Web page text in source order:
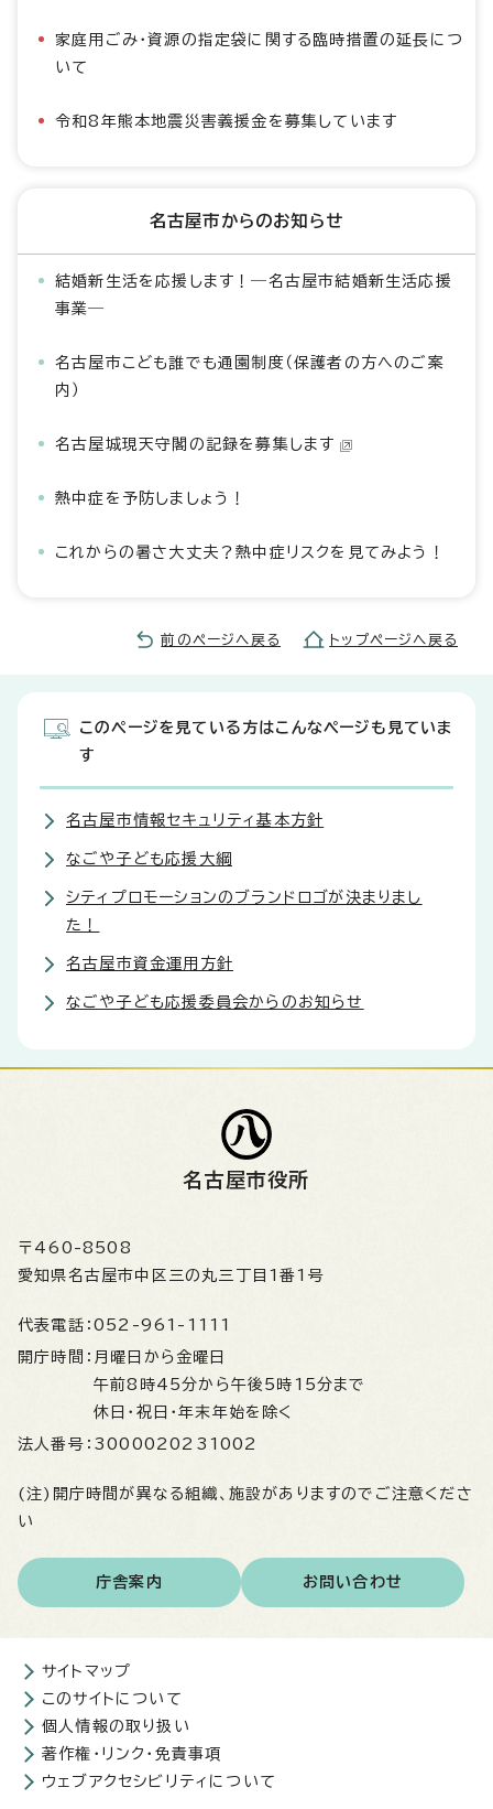
家庭用ごみ・資源の指定袋に関する臨時措置の延長につ
いて
令和8年熊本地震災害義援金を募集しています
名古屋市からのお知らせ
結婚新生活を応援します！―名古屋市結婚新生活応援
事業―
名古屋市こども誰でも通園制度（保護者の方へのご案
内）
名古屋城現天守閣の記録を募集します
熱中症を予防しましょう！
これからの暑さ大丈夫？熱中症リスクを見てみよう！
前のページへ戻る トップページへ戻る
このページを見ている方はこんなページも見ていま
す
名古屋市情報セキュリティ基本方針
なごや子ども応援大綱
シティプロモーションのブランドロゴが決まりまし
た！
名古屋市資金運用方針
なごや子ども応援委員会からのお知らせ
名古屋市役所
〒460-8508
愛知県名古屋市中区三の丸三丁目1番1号
代表電話： 052-961-1111
開庁時間： 月曜日から金曜日
午前8時45分から午後5時15分まで
休日・祝日・年末年始を除く
法人番号： 3000020231002
(注)開庁時間が異なる組織、施設がありますのでご注意くださ
い
庁舎案内 お問い合わせ
サイトマップ
このサイトについて
個人情報の取り扱い
著作権・リンク・免責事項
ウェブアクセシビリティについて